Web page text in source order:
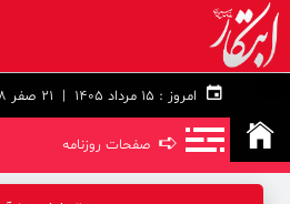
امروز : 21 صفر 1448
➪ صفحات روزنامه